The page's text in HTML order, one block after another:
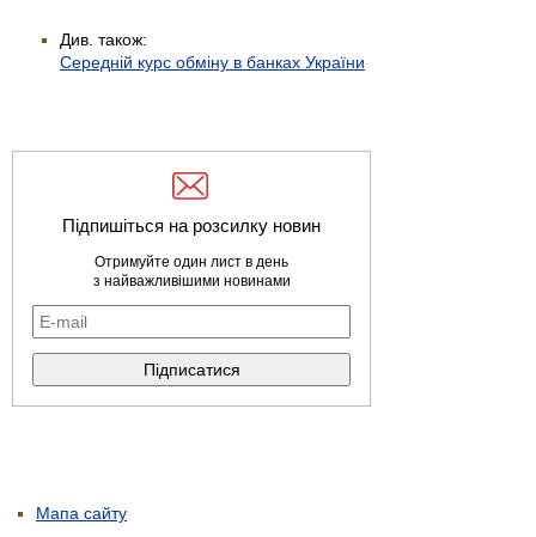
Див. також:
Середній курс обміну в банках України
Підпишіться на розсилку новин
Отримуйте один лист в день
з найважливішими новинами
Мапа сайту